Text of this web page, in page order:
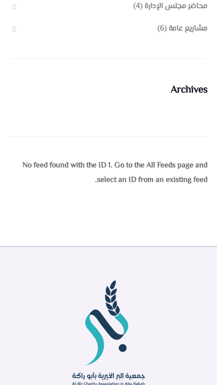
محاضر مجلس الإدارة (4)
مشاريع عامة (6)
Archives
No feed found with the ID 1. Go to theAll Feeds pageand
select an ID from an existing feed.